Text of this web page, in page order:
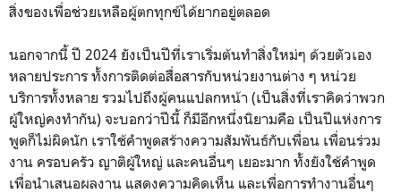
สิ่งของเพื่อช่วยเหลือผู้ตกทุกข์ได้ยากอยู่ตลอด
นอกจากนี้ ปี 2024 ยังเป็นปีที่เราเริ่มต้นทำสิ่งใหม่ๆ ด้วยตัวเอง
หลายประการ ทั้งการติดต่อสื่อสารกับหน่วยงานต่าง ๆ หน่วย
บริการทั้งหลาย รวมไปถึงผู้คนแปลกหน้า (เป็นสิ่งที่เราคิดว่าพวก
ผู้ใหญ่คงทำกัน) จะบอกว่าปีนี้ ก็มีอีกหนึ่งนิยามคือ เป็นปีแห่งการ
พูดก็ไม่ผิดนัก เราใช้คำพูดสร้างความสัมพันธ์กับเพื่อน เพื่อนร่วม
งาน ครอบครัว ญาติผู้ใหญ่ และคนอื่นๆ เยอะมาก ทั้งยังใช้คำพูด
เพื่อนำเสนอผลงาน แสดงความคิดเห็น และเพื่อการทำงานอื่นๆ